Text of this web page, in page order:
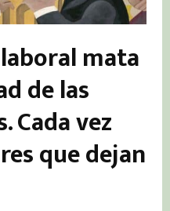
mata
de las
Cada vez
que dejan